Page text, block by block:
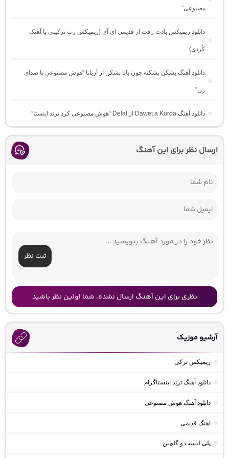
مصنوعی”
دانلود ریمیکس یادت رفت از قدیمی ای آی (ریمیکس رپ ترکیبی با آهنک
کُردی)
دانلود آهنگ بشکن بشکنه جون بابا بشکن از آریانا “هوش مصنوعی با صدای
زن”
دانلود آهنگ Dawet a Kurda از Delal “هوش مصنوعی کرد ترند اینستا”
ارسال نظر برای این آهنگ
ثبت نظر
نظری برای این آهنگ ارسال نشده، شما اولین نظر باشید
آرشیو موزیک
ریمیکس ترکی
دانلود آهنگ ترند اینستاگرام
دانلود آهنگ هوش مصنوعی
اهنگ قدیمی
پلی لیست و گلچین